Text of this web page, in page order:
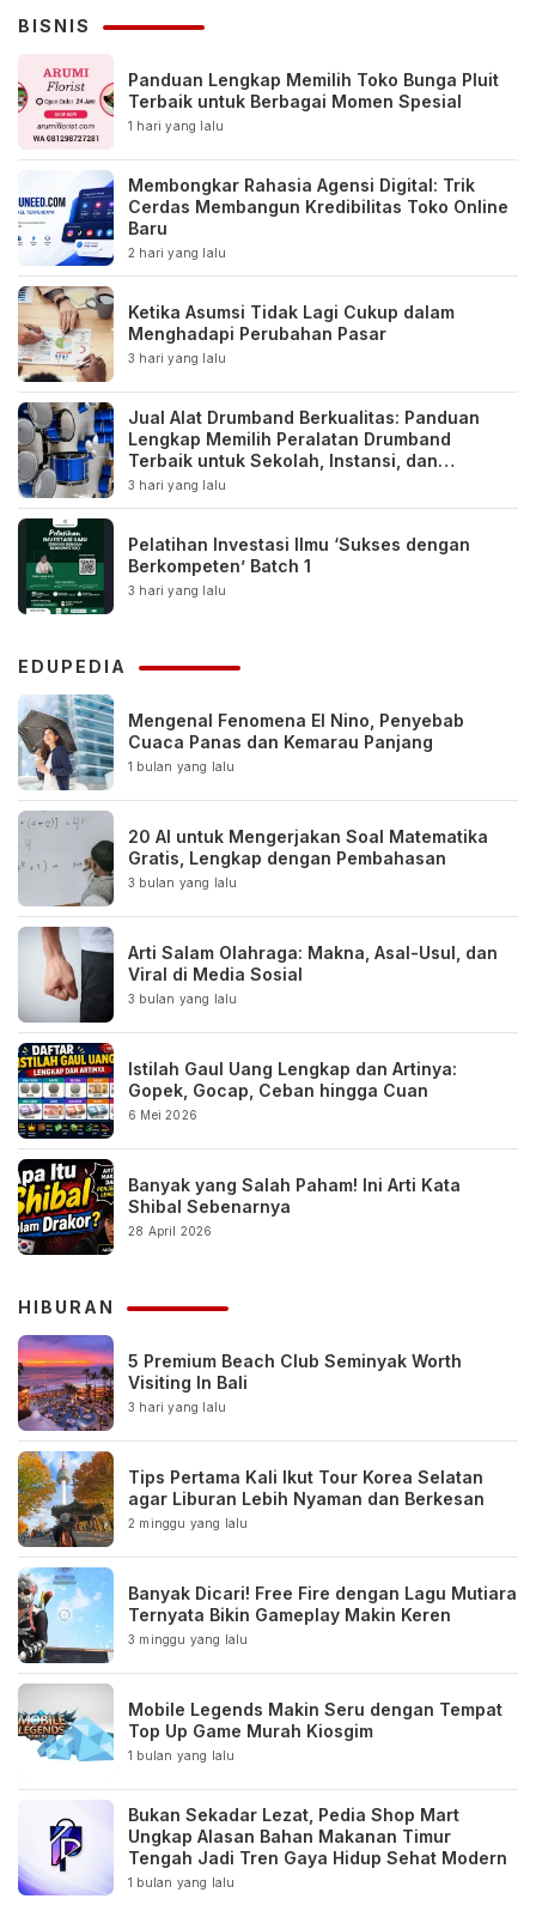
BISNIS
Panduan Lengkap Memilih Toko Bunga Pluit
Terbaik untuk Berbagai Momen Spesial
1 hari yang lalu
Membongkar Rahasia Agensi Digital: Trik
Cerdas Membangun Kredibilitas Toko Online
Baru
2 hari yang lalu
Ketika Asumsi Tidak Lagi Cukup dalam
Menghadapi Perubahan Pasar
3 hari yang lalu
Jual Alat Drumband Berkualitas: Panduan
Lengkap Memilih Peralatan Drumband
Terbaik untuk Sekolah, Instansi, dan
Komunitas
3 hari yang lalu
Pelatihan Investasi Ilmu ‘Sukses dengan
Berkompeten’ Batch 1
3 hari yang lalu
EDUPEDIA
Mengenal Fenomena El Nino, Penyebab
Cuaca Panas dan Kemarau Panjang
1 bulan yang lalu
20 AI untuk Mengerjakan Soal Matematika
Gratis, Lengkap dengan Pembahasan
3 bulan yang lalu
Arti Salam Olahraga: Makna, Asal-Usul, dan
Viral di Media Sosial
3 bulan yang lalu
Istilah Gaul Uang Lengkap dan Artinya:
Gopek, Gocap, Ceban hingga Cuan
6 Mei 2026
Banyak yang Salah Paham! Ini Arti Kata
Shibal Sebenarnya
28 April 2026
HIBURAN
5 Premium Beach Club Seminyak Worth
Visiting In Bali
3 hari yang lalu
Tips Pertama Kali Ikut Tour Korea Selatan
agar Liburan Lebih Nyaman dan Berkesan
2 minggu yang lalu
Banyak Dicari! Free Fire dengan Lagu Mutiara
Ternyata Bikin Gameplay Makin Keren
3 minggu yang lalu
Mobile Legends Makin Seru dengan Tempat
Top Up Game Murah Kiosgim
1 bulan yang lalu
Bukan Sekadar Lezat, Pedia Shop Mart
Ungkap Alasan Bahan Makanan Timur
Tengah Jadi Tren Gaya Hidup Sehat Modern
1 bulan yang lalu